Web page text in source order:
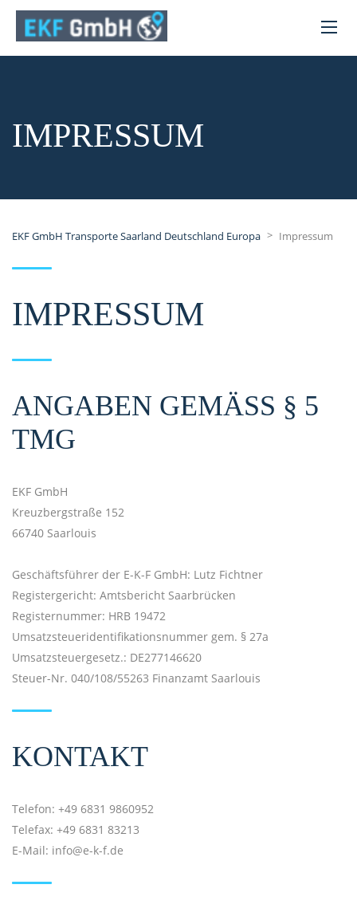
IMPRESSUM
EKF GmbH Transporte Saarland Deutschland Europa > Impressum
IMPRESSUM
ANGABEN GEMÄSS § 5 T
MG
EKF GmbH
Kreuzbergstraße 152
66740 Saarlouis
Geschäftsführer der E-K-F GmbH: Lutz Fichtner
Registergericht: Amtsbericht Saarbrücken
Registernummer: HRB 19472
Umsatzsteueridentifikationsnummer gem. § 27a
Umsatzsteuergesetz.: DE277146620
Steuer-Nr. 040/108/55263 Finanzamt Saarlouis
KONTAKT
Telefon: +49 6831 9860952
Telefax: +49 6831 83213
E-Mail: info@e-k-f.de